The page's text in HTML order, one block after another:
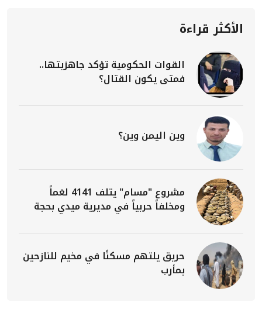
الأكثر قراءة
القوات الحكومية تؤكد جاهزيتها..
فمتى يكون القتال؟
وين اليمن وين؟
مشروع "مسام" يتلف 4141 لغماً
ومخلفاً حربياً في مديرية ميدي بحجة
حريق يلتهم مسكنًا في مخيم للنازحين
بمأرب